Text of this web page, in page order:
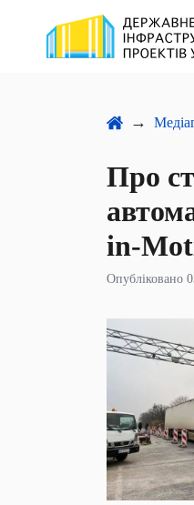
Про
in-
Опубліковано